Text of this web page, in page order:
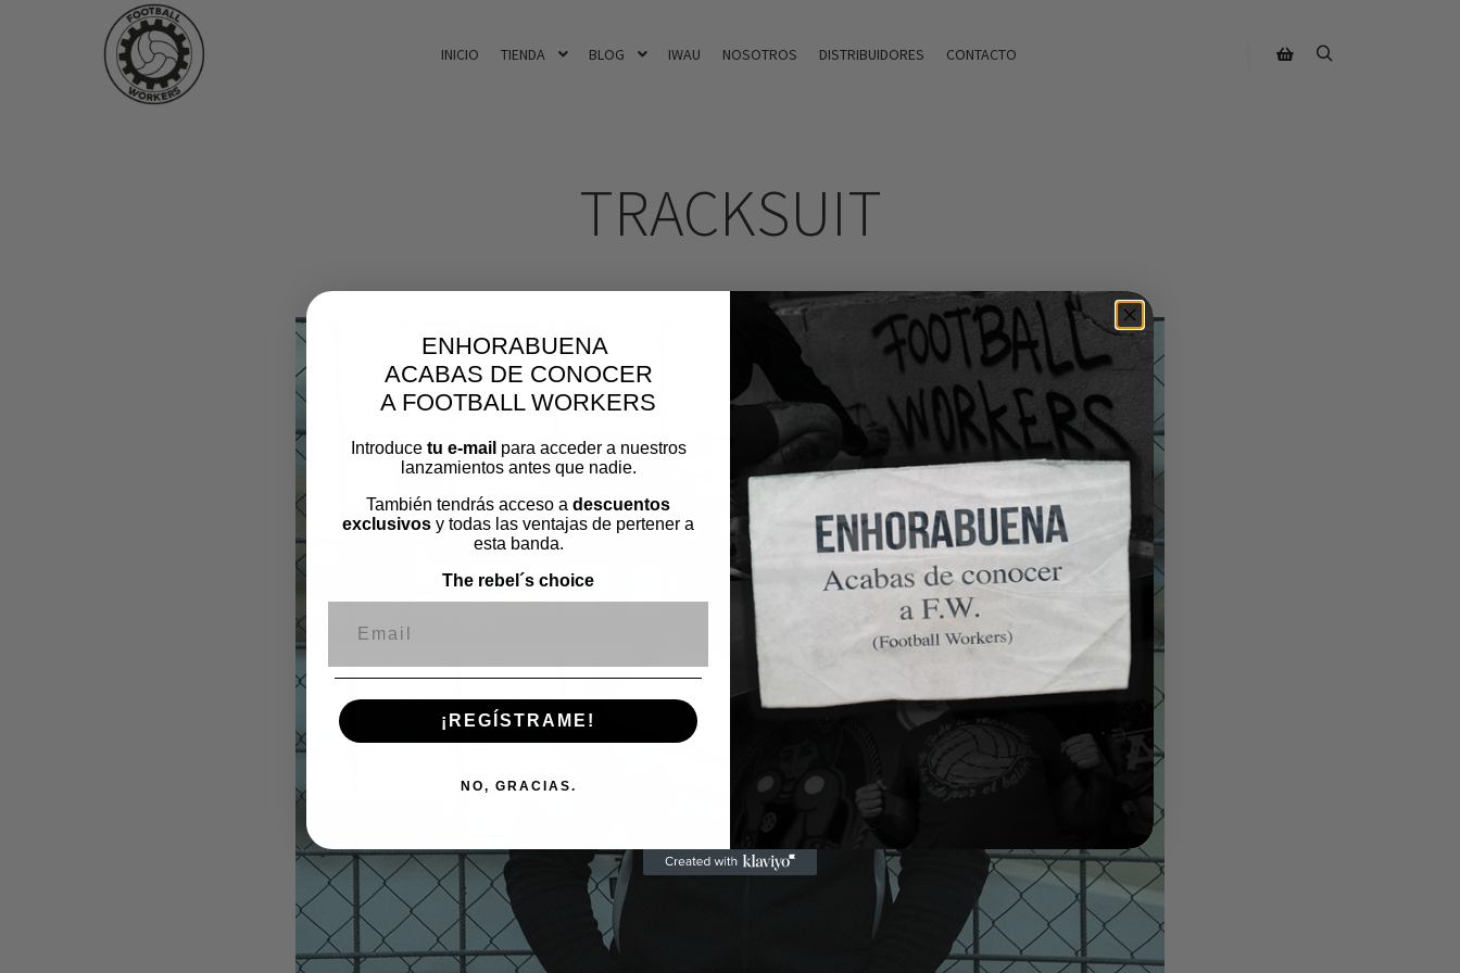
INICIO TIENDA BLOG IWAU NOSOTROS DISTRIBUIDORES CONTACTO
TRACKSUIT
ENHORABUENA
ACABAS DE CONOCER
A FOOTBALL WORKERS
Introduce tu e-mail para acceder a nuestros
lanzamientos antes que nadie.
También tendrás acceso a descuentos
exclusivos y todas las ventajas de pertener a
esta banda.
The rebel´s choice
¡REGÍSTRAME!
NO, GRACIAS.